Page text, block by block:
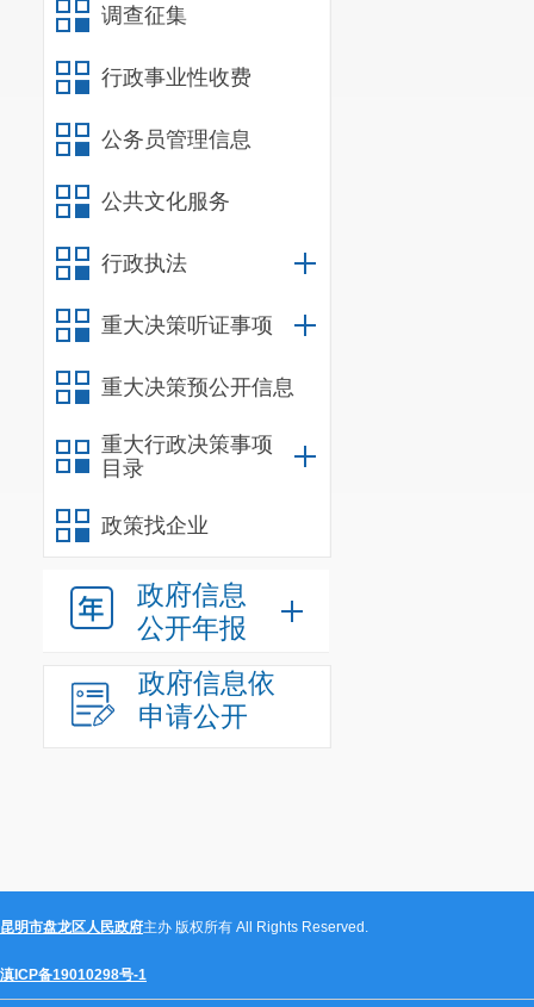
调查征集
行政事业性收费
公务员管理信息
公共文化服务
行政执法
重大决策听证事项
重大决策预公开信息
重大行政决策事项
目录
政策找企业
政府信息
公开年报
政府信息依
申请公开
昆明市盘龙区人民政府主办 版权所有 All Rights Reserved.
滇ICP备19010298号-1